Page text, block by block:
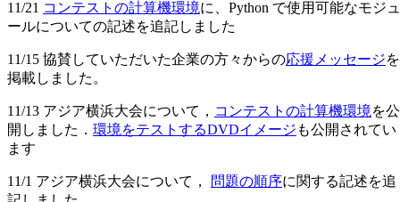
11/21 コンテストの計算機環境に、Python で使用可能なモジュ
ールについての記述を追記しました
11/15 協賛していただいた企業の方々からの応援メッセージを
掲載しました。
11/13 アジア横浜大会について， コンテストの計算機環境を公
開しました． 環境をテストするDVDイメージ も公開されてい
ます
11/1 アジア横浜大会について， 問題の順序に関する記述を追